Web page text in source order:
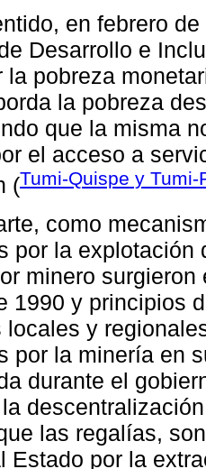
en febrero
Desarrollo e
la pobreza
la pobreza
que la misma
el acceso a
(Tumi-Quispe y Tumi-
como
por la
minero
1990 y principios
locales y
por la minería en
durante el
las regalías,
Estado por la